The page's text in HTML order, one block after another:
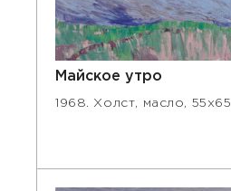
Майское утро
1968. Холст, масло, 55х65